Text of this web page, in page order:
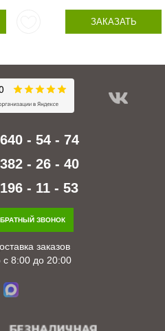
ЗАКАЗАТЬ
- 54 - 74
- 26 - 40
- 11 - 53
ЗВОНОК
заказов
с 8:00 до 20:00